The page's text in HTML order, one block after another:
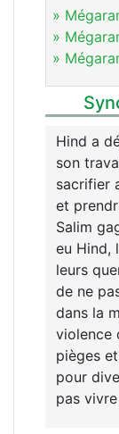
»
»
»
Hind a
son
sacrifier
et
Salim
eu Hind,
leurs
de ne
dans la
violence
pièges
pour
pas vivre